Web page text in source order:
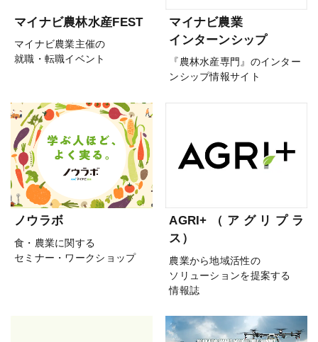
マイナビ農林水産FEST
マイナビ農業主催の
就職・転職イベント
マイナビ農業
インターンシップ
『農林水産専門』のインター
ンシップ情報サイト
ノウラボ
食・農業に関する
セミナー・ワークショップ
AGRI+（アグリプラ
ス）
農業から地域活性の
ソリューションを提案する
情報誌